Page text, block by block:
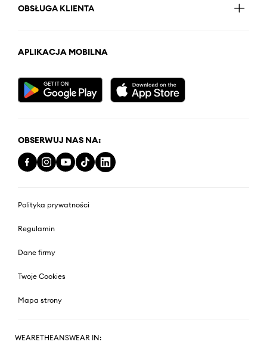
OBSŁUGA KLIENTA
APLIKACJA MOBILNA
OBSERWUJ NAS NA:
Polityka prywatności
Regulamin
Dane firmy
Twoje Cookies
Mapa strony
WEARETHEANSWEAR IN: